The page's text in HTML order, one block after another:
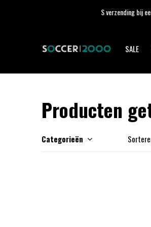
SALE
Producten
Categorieën